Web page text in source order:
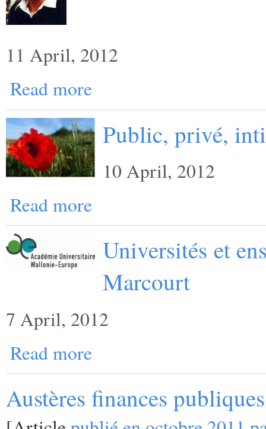
11 April, 2012
Read more
Public, privé,
10 April, 2012
Read more
Universités et
Marcourt
7 April, 2012
Read more
Austères finances